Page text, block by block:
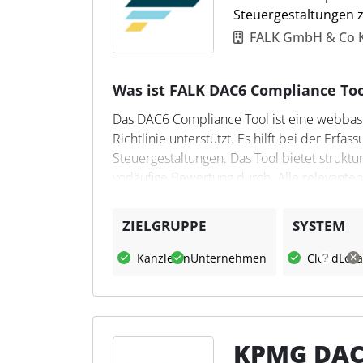
Steuergestaltungen
FALK GmbH & Co
Was ist FALK DAC6 Compliance
Das DAC6 Compliance Tool ist eine
Richtlinie unterstützt. Es hilft bei der
Steuergestaltungen. Das Tool bietet
vorläufige Bewertung durch. Alle
Was kann DAC6 Compliance
Das Tool ermöglicht die Erfassung,
über ein Dashboard überwachen.
Prozessen zur Einhaltung der
ZIELGRUPPE
KanzleienUnternehmen
SYSTEM
Cloud
KPMG